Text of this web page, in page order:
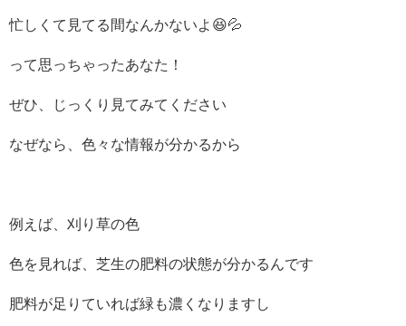
忙しくて見てる間なんかないよ😆💦
って思っちゃったあなた！
ぜひ、じっくり見てみてください
なぜなら、色々な情報が分かるから
例えば、刈り草の色
色を見れば、芝生の肥料の状態が分かるんです
肥料が足りていれば緑も濃くなりますし